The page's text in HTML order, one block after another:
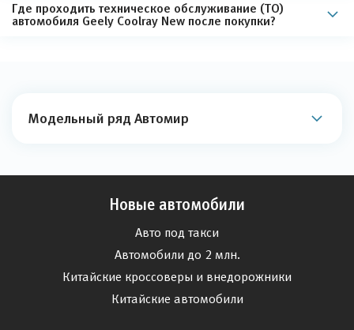
Где проходить техническое обслуживание (ТО)
автомобиля Geely Coolray New после покупки?
Модельный ряд Автомир
Новые автомобили
Авто под такси
Автомобили до 2 млн.
Китайские кроссоверы и внедорожники
Китайские автомобили